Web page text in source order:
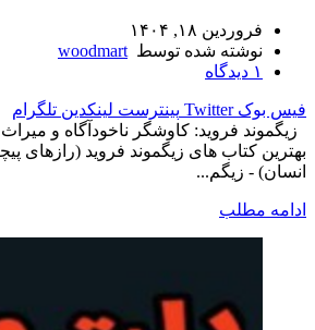
فروردین ۱۸, ۱۴۰۴
نوشته شده توسط woodmart
۱ دیدگاه
فیس بوک Twitter پینترست لینکدین تلگرام
زیگموند فروید: کاوشگر ناخودآگاه و
بهترین کتاب های زیگموند فروید (رازهای
انسان) - زیگم...
ادامه مطلب